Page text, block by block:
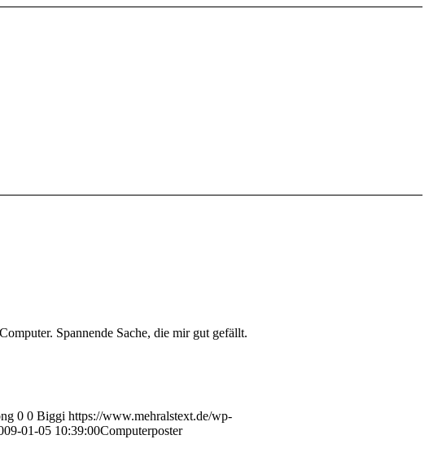
Spannende Sache, die mir gut gefällt.
0 0 Biggi https://www.mehralstext.de/wp-
01-05 10:39:00Computerposter